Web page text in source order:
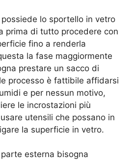
lo sportello in vetro
prima di tutto procedere con
fino a renderla
la fase maggiormente
prestare un sacco di
processo è fattibile affidarsi
e per nessun motivo,
le incrostazioni più
utensili che possano in
la superficie in vetro.
esterna bisogna